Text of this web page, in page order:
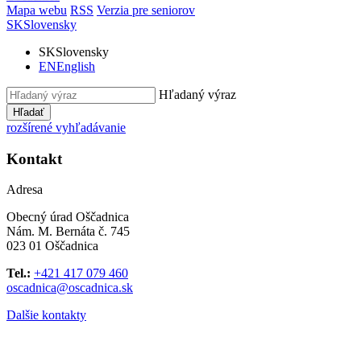
Mapa webu RSS Verzia pre seniorov
SKSlovensky
SKSlovensky
ENEnglish
Hľadaný výraz
Hľadať
rozšírené vyhľadávanie
Kontakt
Adresa
Obecný úrad Oščadnica
Nám. M. Bernáta č. 745
023 01 Oščadnica
Tel.: +421 417 079 460
oscadnica@oscadnica.sk
Dalšie kontakty